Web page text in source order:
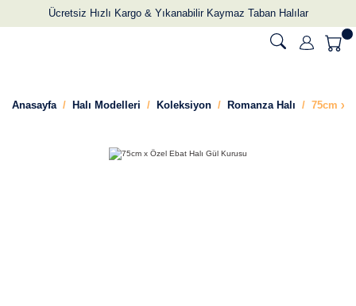
Ücretsiz Hızlı Kargo & Yıkanabilir Kaymaz Taban Halılar
Anasayfa Halı Modelleri Koleksiyon Romanza Halı 75cm x